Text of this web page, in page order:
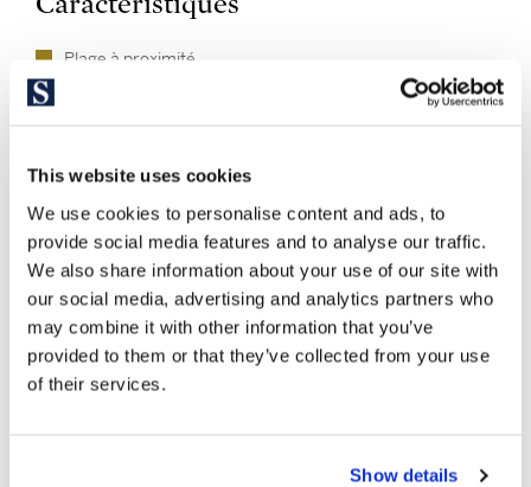
This website uses cookies
We use cookies to personalise content and ads, to
provide social media features and to analyse our traffic.
We also share information about your use of our site with
our social media, advertising and analytics partners who
may combine it with other information that you’ve
provided to them or that they’ve collected from your use
of their services.
Show details
Plage à proximité
Zone résidentielle
Extérieur
Est
Mode de vie
Plage